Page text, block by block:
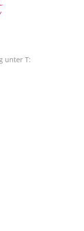
unter T: